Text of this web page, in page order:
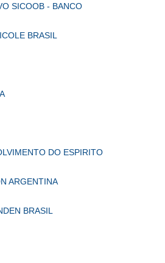
SICOOB - BANCO
BRASIL
DO ESPIRITO
ARGENTINA
BRASIL